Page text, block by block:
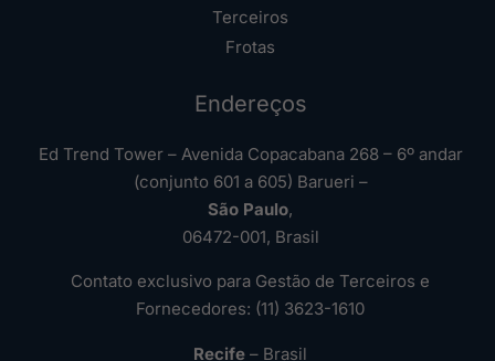
Terceiros
Frotas
Endereços
Ed Trend Tower – Avenida Copacabana 268 – 6º andar
(conjunto 601 a 605) Barueri –
São Paulo,
06472-001, Brasil
Contato exclusivo para Gestão de Terceiros e
Fornecedores: (11) 3623-1610
Recife – Brasil